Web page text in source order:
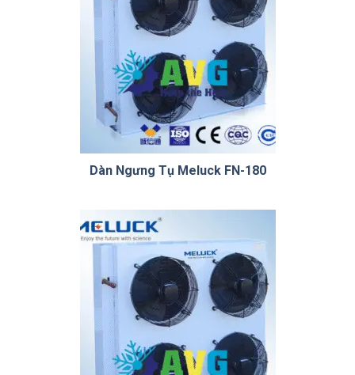
Dàn Ngưng Tụ Meluck FN-180